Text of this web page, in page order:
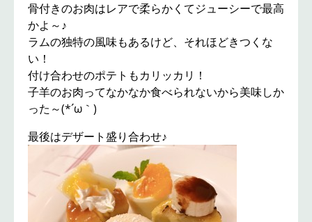
骨付きのお肉はレアで柔らかくてジューシーで最高
かよ～♪
ラムの独特の風味もあるけど、それほどきつくな
い！
付け合わせのポテトもカリッカリ！
子羊のお肉ってなかなか食べられないから美味しか
った～(*´ω｀)
最後はデザート盛り合わせ♪